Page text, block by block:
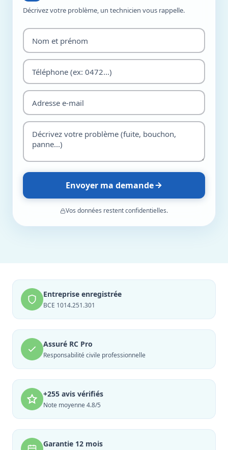
Décrivez votre problème, un technicien vous rappelle.
Envoyer ma demande
Vos données restent confidentielles.
Entreprise enregistrée
BCE 1014.251.301
Assuré RC Pro
Responsabilité civile professionnelle
+255 avis vérifiés
Note moyenne 4.8/5
Garantie 12 mois